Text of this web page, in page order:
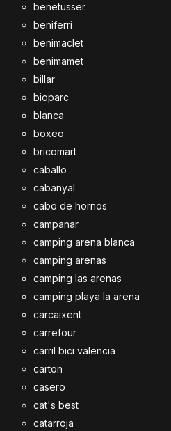
benetusser
beniferri
benimaclet
benimamet
billar
bioparc
blanca
boxeo
bricomart
caballo
cabanyal
cabo de hornos
campanar
camping arena blanca
camping arenas
camping las arenas
camping playa la arena
carcaixent
carrefour
carril bici valencia
carton
casero
cat's best
catarroja